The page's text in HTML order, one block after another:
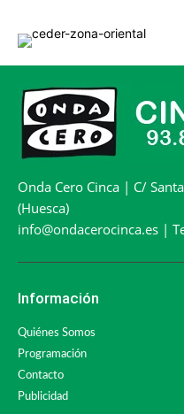
Onda Cero Cinca | C/
(Huesca)
info@ondacerocinca.es |
Información
Quiénes Somos
Programación
Contacto
Publicidad